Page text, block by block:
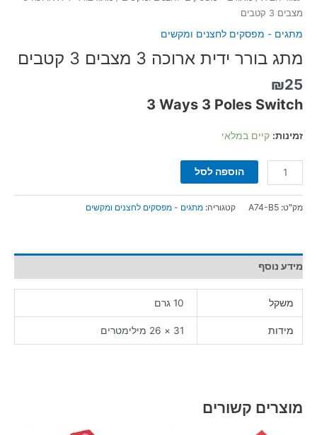
מצבים 3 קטבים
מתגים - מפסקים לחצנים ומקשים
מתג בורר ידית ארוכה 3 מצבים 3 קטבים
₪25
3 Ways 3 Poles Switch
זמינות: קיים במלאי
הוספה לסל
מק"ט: A74-B5 קטגוריה: מתגים - מפסקים לחצנים ומקשים
מידע נוסף
משקל 10 גרם
מידות 31 × 26 מילימטרים
מוצרים קשורים